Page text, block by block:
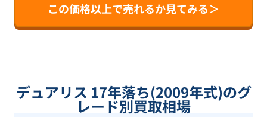
この価格以上で売れるか見てみる＞
デュアリス 17年落ち(2009年式)のグ
レード別買取相場